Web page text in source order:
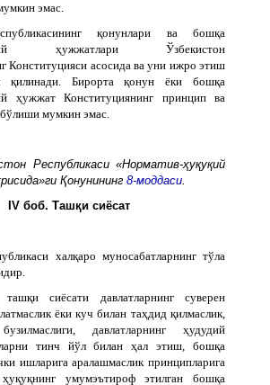
эмас.
қонунлари ва бошқа
ҳужжатлари Ўзбекистон
Конституцияси асосида ва уни ижро этиш
қилинади. Бирорта қонун ёки бошқа
ҳужжат Конституциянинг принцип ва
мумкин эмас.
Республикаси «Норматив-ҳуқуқий
Қонунининг 8-моддаси.
IV боб. Ташқи сиёсат
халқаро муносабатларнинг тўла
ташқи сиёсати давлатларнинг суверен
ёки куч билан таҳдид қилмаслик,
давлатларнинг ҳудудий
тинч йўл билан ҳал этиш, бошқа
ишларига аралашмаслик принципларига
умумэътироф этилган бошқа